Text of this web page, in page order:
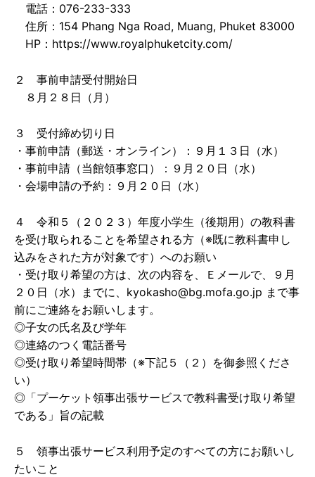
電話：076-233-333
住所：154 Phang Nga Road, Muang, Phuket 83000
HP：https://www.royalphuketcity.com/
２ 事前申請受付開始日
８月２８日（月）
３ 受付締め切り日
・事前申請（郵送・オンライン）：９月１３日（水）
・事前申請（当館領事窓口）：９月２０日（水）
・会場申請の予約：９月２０日（水）
４ 令和５（２０２３）年度小学生（後期用）の教科書
を受け取られることを希望される方（※既に教科書申し
込みをされた方が対象です）へのお願い
・受け取り希望の方は、次の内容を、Ｅメールで、９月
２０日（水）までに、kyokasho@bg.mofa.go.jp まで事
前にご連絡をお願いします。
◎子女の氏名及び学年
◎連絡のつく電話番号
◎受け取り希望時間帯（※下記５（２）を御参照くださ
い）
◎「プーケット領事出張サービスで教科書受け取り希望
である」旨の記載
５ 領事出張サービス利用予定のすべての方にお願いし
たいこと